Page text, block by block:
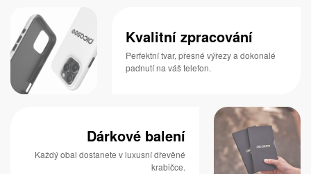
Kvalitní zpracování
Perfektní tvar, přesné výřezy a dokonalé
padnutí na váš telefon.
Dárkové balení
Každý obal dostanete v luxusní dřevěné
krabičce.